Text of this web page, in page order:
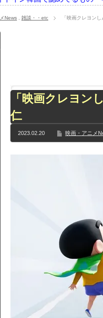
の店も…令和8年8月8日が来
のシコポイントに気がつく
三山凌輝がW不倫‼共演した
ダブル主演の映画で演技に
任「両院議員総会での意見
しか見えない事実がこちらｗ
作で興収2000億円も視野に!?
ょたんの破壊力が半端ない
5.2％！」テレビ朝日「ひた
になれ」と脅された。辞めた
がコード類の配線ぐちゃぐち
出す初EV 「タイカン」はテ
ガチで大当たりだったｗｗｗ
もに自信ニキきてくれｗｗｗ
News 雑談・・etc 「映画クレヨン
「映画クレヨン
仁
2023.02.20 映画・アニメ